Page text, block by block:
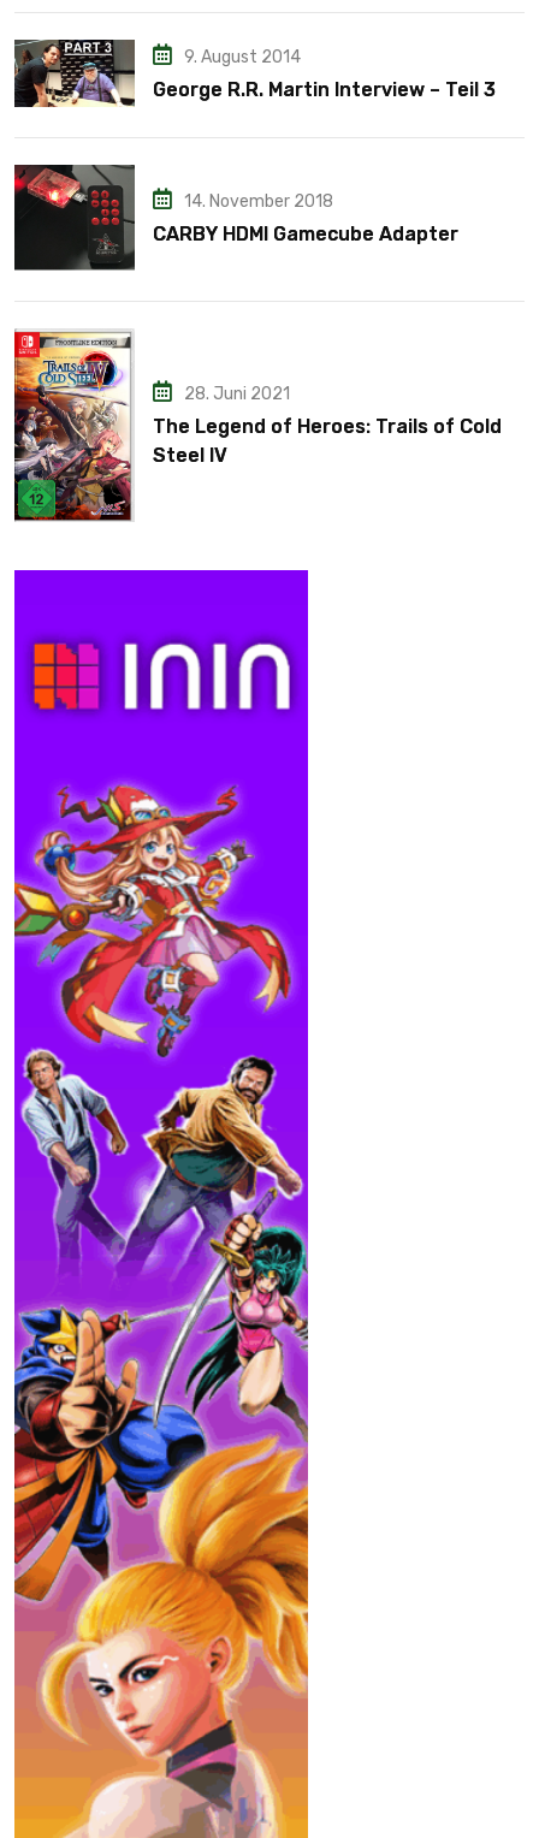
9. August 2014
George R.R. Martin Interview – Teil 3
14. November 2018
CARBY HDMI Gamecube Adapter
28. Juni 2021
The Legend of Heroes: Trails of Cold
Steel IV